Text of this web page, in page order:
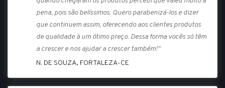
pena, pois são belíssimos. Quero parabenizá-los e dizer
que continuem assim, oferecendo aos clientes produtos
de qualidade à um ótimo preço. Dessa forma vocês só têm
a crescer e nos ajudar a crescer também!"
N. DE SOUZA, FORTALEZA-CE